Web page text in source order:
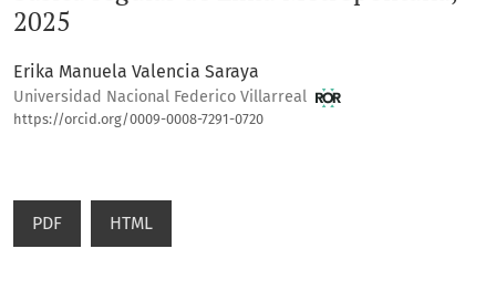
2025
Erika Manuela Valencia Saraya
Universidad Nacional Federico Villarreal
https://orcid.org/0009-0008-7291-0720
PDF HTML